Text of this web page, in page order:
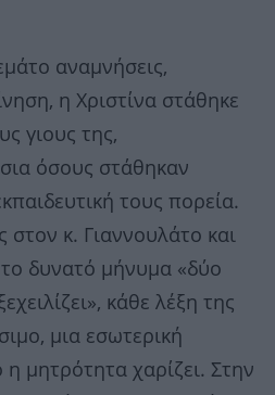
αναμνήσεις,
η Χριστίνα στάθηκε
γιους της,
όσους στάθηκαν
τους πορεία.
κ. Γιαννουλάτο και
δυνατό μήνυμα «δύο
κάθε λέξη της
μια εσωτερική
μητρότητα χαρίζει. Στην